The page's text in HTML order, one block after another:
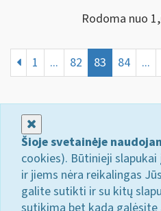
Rodoma nuo
1 ... 82 83 84 ...
Šioje svetainėje
cookies). Būtinieji
ir jiems nėra reikalingas
galite sutikti ir su kitų
sutikimą bet kada